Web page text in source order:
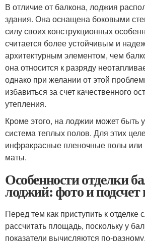
В отличие от балкона, лоджия
здания. Она оснащена боковыми
силу своих конструкционных
считается более устойчивым и
архитектурным элементом, чем
она относится к разряду
однако при желании от этой
избавиться за счет качественного
утепления.
Кроме этого, на лоджии может быть
система теплых полов. Для этих
инфракрасные пленочные полы или
маты.
Особенности отделки
лоджий: фото и
Перед тем как приступить к отделке
рассчитать площадь, поскольку у
показатели вычисляются по-